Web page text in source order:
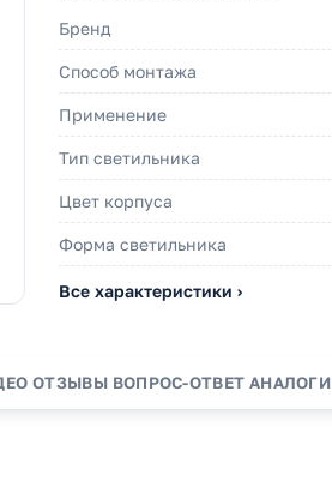
Бренд
Способ монтажа
Применение
Тип светильника
Цвет корпуса
Форма светильника
Все характеристики ›
ОТЗЫВЫ ВОПРОС-ОТВЕТ АНАЛОГИ